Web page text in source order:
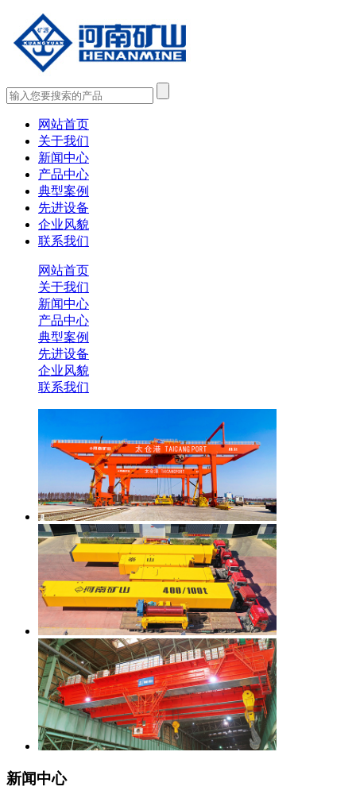
网站首页
关于我们
新闻中心
产品中心
典型案例
先进设备
企业风貌
联系我们
网站首页
关于我们
新闻中心
产品中心
典型案例
先进设备
企业风貌
联系我们
新闻中心